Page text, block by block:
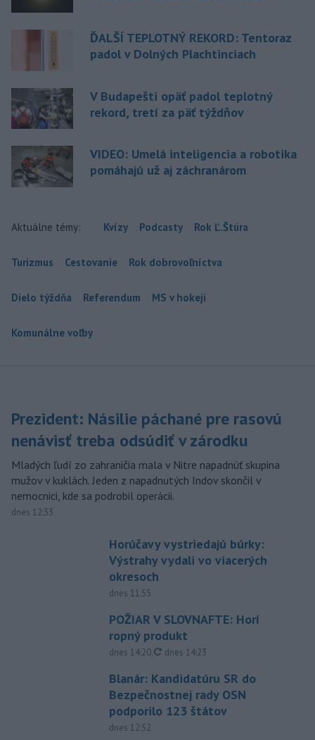
ĎALŠÍ TEPLOTNÝ REKORD: Tentoraz
padol v Dolných Plachtinciach
V Budapešti opäť padol teplotný
rekord, tretí za päť týždňov
VIDEO: Umelá inteligencia a robotika
pomáhajú už aj záchranárom
Aktuálne témy: Kvízy Podcasty Rok Ľ.Štúra
Turizmus Cestovanie Rok dobrovoľníctva
Dielo týždňa Referendum MS v hokeji
Komunálne voľby
Prezident: Násilie páchané pre rasovú
nenávisť treba odsúdiť v zárodku
Mladých ľudí zo zahraničia mala v Nitre napadnúť skupina
mužov v kuklách. Jeden z napadnutých Indov skončil v
nemocnici, kde sa podrobil operácii.
dnes 12:33
Horúčavy vystriedajú búrky:
Výstrahy vydali vo viacerých
okresoch
dnes 11:55
POŽIAR V SLOVNAFTE: Horí
ropný produkt
dnes 14:20, aktualizované
dnes 14:23
Blanár: Kandidatúru SR do
Bezpečnostnej rady OSN
podporilo 123 štátov
dnes 12:52